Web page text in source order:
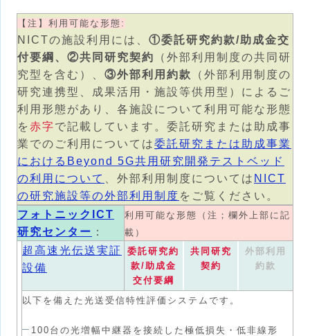
【注】利用可能な形態:
NICTの施設利用には、 ①委託研究約款/助成金交
付要綱、②共同研究契約
（外部利用制度の共同研
究型を含む）、 ③外部利用約款
（外部利用制度の
研究連携型、成果活用・施設等供用型）によるご
利用形態があり、各施設について利用可能な形態
を 赤字で記載しています。委託研究または助成事
業でのご利用については委託研究または助成事業
におけるBeyond 5G共用研究開発テストベッド
の利用について
、外部利用制度については NICT
の研究施設等の外部利用制度 をご覧ください。
フォトニックICT
研究センター ：
利用可能な形態（注；欄外上部に記
載）
超高速光伝送実証
設備
委託研究約
款/助成金
交付要綱
共同研究
契約
外部利用
約款
以下を備えた光送受信特性評価システムです。
100台の光増幅中継器を接続した極低損失・低非線形